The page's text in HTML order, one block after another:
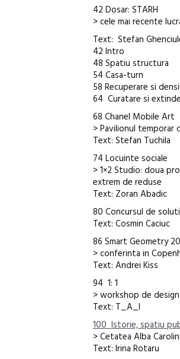
42 Dosar: STARH
> cele mai recente
Text: Stefan
42 Intro
48 Spatiu structura
54 Casa-turn
58 Recuperare si
64 Curatare si
68 Chanel Mobile Art
> Pavilionul temporar
Text: Stefan Tuchila
74 Locuinte sociale
> 1×2 Studio: doua
extrem de reduse
Text: Zoran Abadic
80 Concursul de
Text: Cosmin Caciuc
86 Smart Geometry
> conferinta in
Text: Andrei Kiss
94 1: 1
> workshop de
Text: T_A_I
100 Istorie, spatiu
> Cetatea Alba
Text: Irina Rotaru